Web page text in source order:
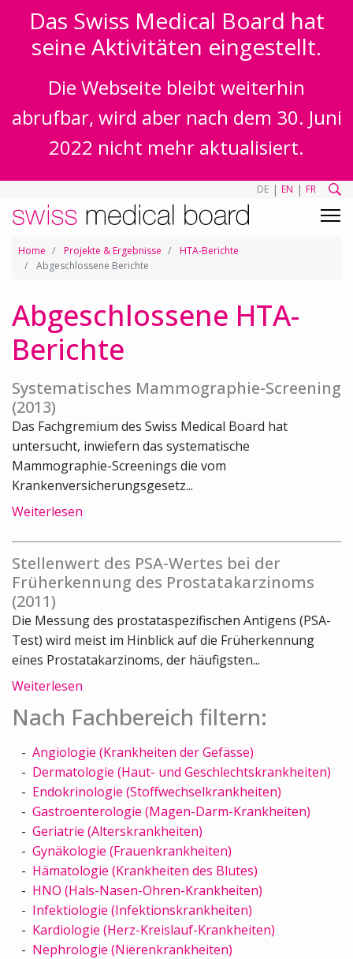
Das Swiss Medical Board hat
seine Aktivitäten eingestellt.
Die Webseite bleibt weiterhin
abrufbar, wird aber nach dem 30. Juni
2022 nicht mehr aktualisiert.
DE | EN | FR
Home Projekte & Ergebnisse
HTA-Berichte
Abgeschlossene Berichte
Abgeschlossene HTA-
Berichte
Systematisches Mammographie-Screening
(2013)
Das Fachgremium des Swiss Medical Board hat
untersucht, inwiefern das systematische
Mammographie-Screenings die vom
Krankenversicherungsgesetz...
Weiterlesen
Stellenwert des PSA-Wertes bei der
Früherkennung des Prostatakarzinoms
(2011)
Die Messung des prostataspezifischen Antigens (PSA-
Test) wird meist im Hinblick auf die Früherkennung
eines Prostatakarzinoms, der häufigsten...
Weiterlesen
Nach Fachbereich filtern:
Angiologie (Krankheiten der Gefässe)
Dermatologie (Haut- und Geschlechtskrankheiten)
Endokrinologie (Stoffwechselkrankheiten)
Gastroenterologie (Magen-Darm-Krankheiten)
Geriatrie (Alterskrankheiten)
Gynäkologie (Frauenkrankheiten)
Hämatologie (Krankheiten des Blutes)
HNO (Hals-Nasen-Ohren-Krankheiten)
Infektiologie (Infektionskrankheiten)
Kardiologie (Herz-Kreislauf-Krankheiten)
Nephrologie (Nierenkrankheiten)